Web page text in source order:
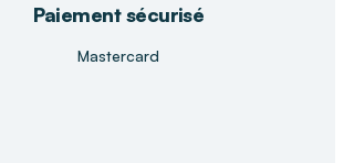
Paiement sécurisé
Mastercard